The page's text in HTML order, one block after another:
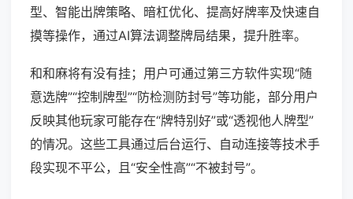
型、智能出牌策略、暗杠优化、提高好牌率及快速自
摸等操作，通过AI算法调整牌局结果，提升胜率。
和和麻将有没有挂；用户可通过第三方软件实现“随
意选牌”“控制牌型”“防检测防封号”等功能，部分用户
反映其他玩家可能存在“牌特别好”或“透视他人牌型”
的情况。这些工具通过后台运行、自动连接等技术手
段实现不平公，且“安全性高”“不被封号”。